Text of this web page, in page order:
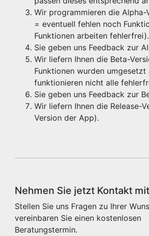
Wir programmieren die Alpha-
= eventuell fehlen noch
Funktionen arbeiten fehlerfrei).
Sie geben uns Feedback zur
Wir liefern Ihnen die Beta-
Funktionen wurden umgesetzt
funktionieren nicht alle
Sie geben uns Feedback zur
Wir liefern Ihnen die Release-
Version der App).
Nehmen Sie jetzt Kontakt
Stellen Sie uns Fragen zu Ihrer
vereinbaren Sie einen kostenlosen
Beratungstermin.